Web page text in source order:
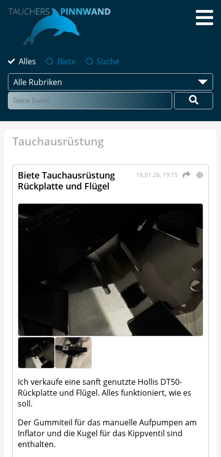
Alles Biete
Suche
Alle Rubriken
Tauchausrüstung
16.01.26, 19:15
Biete Tauchausrüstung
Rückplatte und Flügel
Ich verkaufe eine sanft genutzte Hollis DT50-
Rückplatte und Flügel. Alles funktioniert, wie es
soll.
Der Gummiteil für das manuelle Aufpumpen am
Inflator und die Kugel für das Kippventil sind
enthalten.